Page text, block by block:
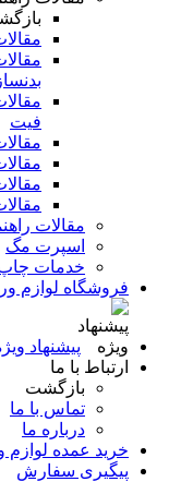
فیت
مقالات
اسپرت مگ
خدمات چاپ
فروشگاه لوازم
پیشنهاد
ارتباط با ما
بازگشت
تماس با ما
درباره ما
خرید عمده
پیگیری سفارش